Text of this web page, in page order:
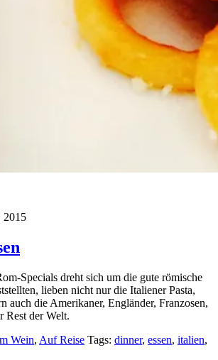
2015
Specials dreht sich um die gute römische
lieben nicht nur die Italiener Pasta,
auch die Amerikaner, Engländer, Franzosen,
Rest der Welt.
Wein, Auf Reise Tags: dinner, essen, italien,